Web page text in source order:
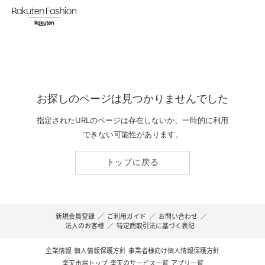
お探しのページは見つかりませんでした
指定されたURLのページは存在しないか、一時的に利用
できない可能性があります。
トップに戻る
新規会員登録 ／ ご利用ガイド ／ お問い合わせ ／
法人のお客様 ／ 特定商取引法に基づく表記
企業情報 個人情報保護方針 事業者様向け個人情報保護方針
楽天市場トップ 楽天のサービス一覧 アプリ一覧